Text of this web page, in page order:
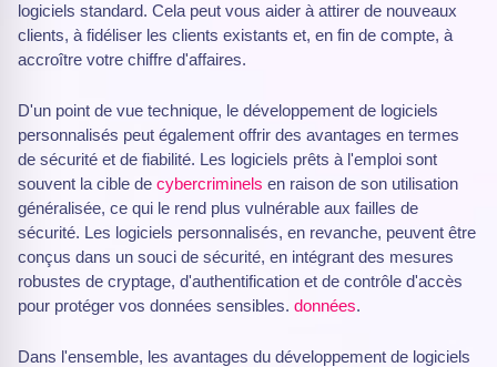
logiciels standard. Cela peut vous aider à attirer de nouveaux
clients, à fidéliser les clients existants et, en fin de compte, à
accroître votre chiffre d'affaires.
D'un point de vue technique, le développement de logiciels
personnalisés peut également offrir des avantages en termes
de sécurité et de fiabilité. Les logiciels prêts à l'emploi sont
souvent la cible de cybercriminels en raison de son utilisation
généralisée, ce qui le rend plus vulnérable aux failles de
sécurité. Les logiciels personnalisés, en revanche, peuvent être
conçus dans un souci de sécurité, en intégrant des mesures
robustes de cryptage, d'authentification et de contrôle d'accès
pour protéger vos données sensibles. données.
Dans l'ensemble, les avantages du développement de logiciels